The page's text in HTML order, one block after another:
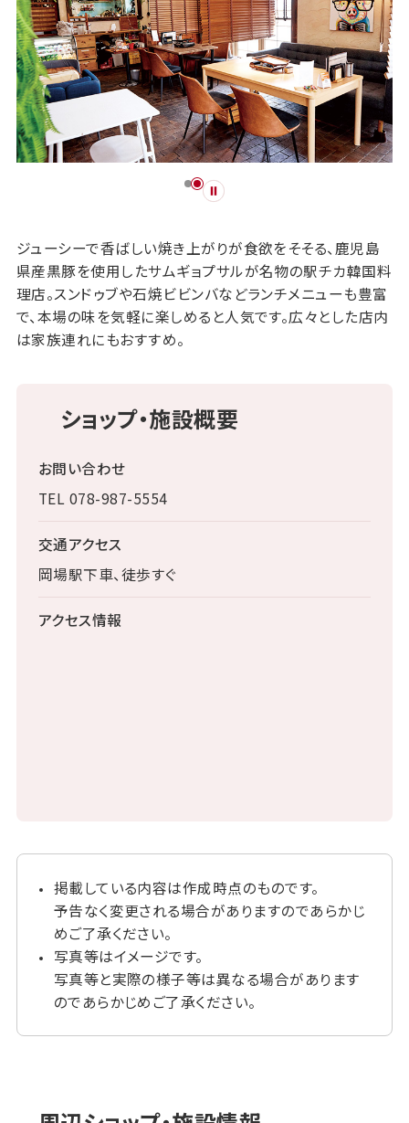
ジューシーで香ばしい焼き上がりが食欲をそそる、鹿児島
県産黒豚を使用したサムギョプサルが名物の駅チカ韓国料
理店。スンドゥブや石焼ビビンバなどランチメニューも豊富
で、本場の味を気軽に楽しめると人気です。広々とした店内
は家族連れにもおすすめ。
ショップ・施設概要
お問い合わせ
TEL 078-987-5554
交通アクセス
岡場駅下車、徒歩すぐ
アクセス情報
掲載している内容は作成時点のものです。
予告なく変更される場合がありますのであらかじ
めご了承ください。
写真等はイメージです。
写真等と実際の様子等は異なる場合があります
のであらかじめご了承ください。